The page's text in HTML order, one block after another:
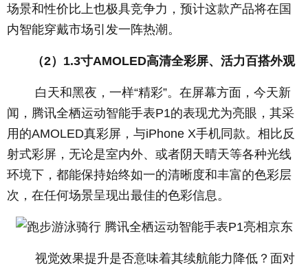
场景和性价比上也极具竞争力，预计这款产品将在国
内智能穿戴市场引发一阵热潮。
（2）1.3寸AMOLED高清全彩屏、活力百搭外观
白天和黑夜，一样“精彩”。在屏幕方面，今天新
闻，腾讯全栖运动智能手表P1的表现尤为亮眼，其采
用的AMOLED真彩屏，与iPhone X手机同款。相比反
射式彩屏，无论是室内外、或者阴天晴天等各种光线
环境下，都能保持始终如一的清晰度和丰富的色彩层
次，在任何场景呈现出最佳的色彩信息。
视觉效果提升是否意味着其续航能力降低？面对